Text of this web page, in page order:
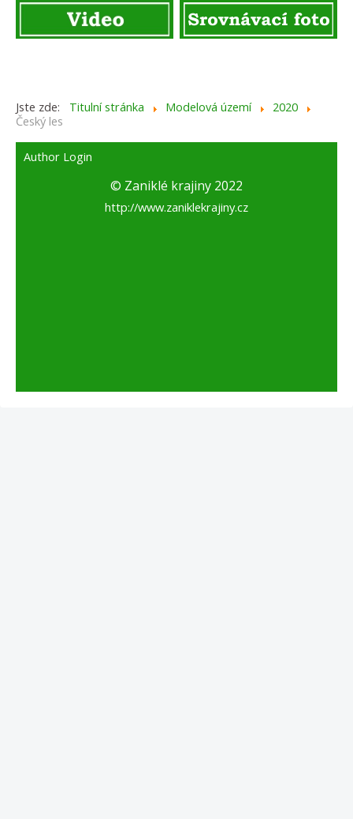
Jste zde: Titulní stránka Modelová území
2020
Český les
Author Login
© Zaniklé krajiny 2022
http://www.zaniklekrajiny.cz